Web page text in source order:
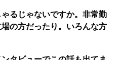
ゃるじゃないですか。非常勤
の方だったり。いろんな方